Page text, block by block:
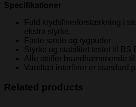
Specifikationer
Fuld krydsfinerforstærkning i
ekstra styrke.
Faste sæde og rygpuder
Styrke og stabilitet testet til BS
Alle stoffer brandhæmmende
Vandtæt interliner er standard
Related products